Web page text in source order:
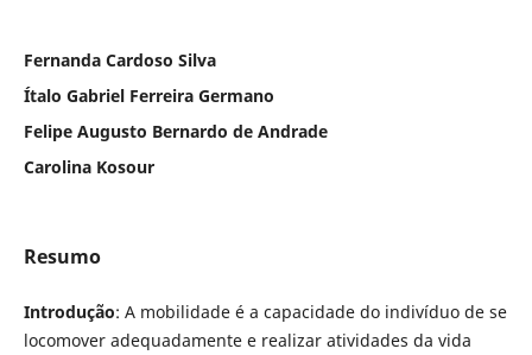
Fernanda Cardoso Silva
Ítalo Gabriel Ferreira Germano
Felipe Augusto Bernardo de Andrade
Carolina Kosour
Resumo
Introdução: A mobilidade é a capacidade do indivíduo de se
locomover adequadamente e realizar atividades da vida